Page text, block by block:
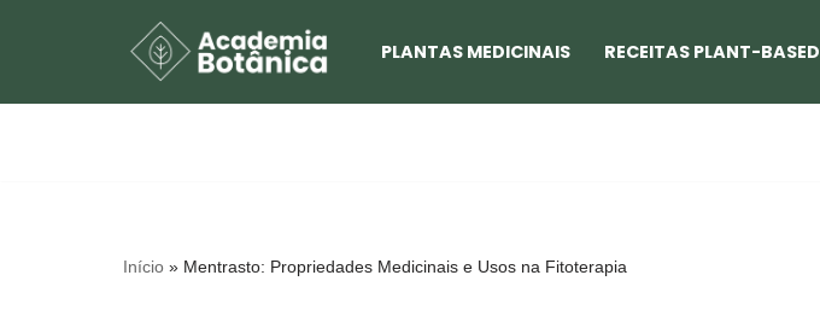
para
PLANTAS MEDICINAIS RECEITAS PLANT-BASED
Início » Mentrasto: Propriedades Medicinais e Usos na Fitoterapia